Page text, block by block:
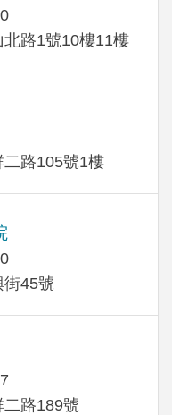
路1號10樓11樓
路105號1樓
45號
路189號